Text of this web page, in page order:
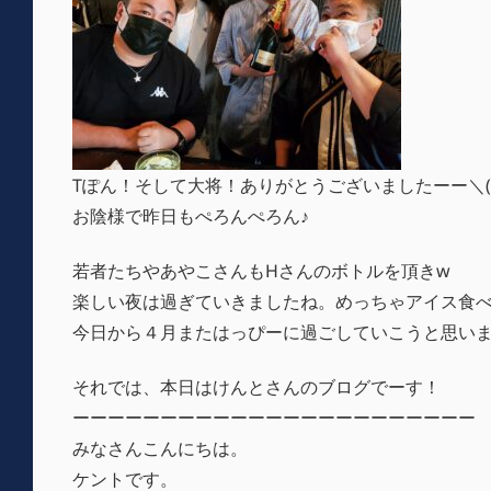
Tぽん！そして大将！ありがとうございましたーー
お陰様で昨日もぺろんぺろん♪
若者たちやあやこさんもHさんのボトルを頂きw
楽しい夜は過ぎていきましたね。めっちゃアイス食
今日から４月またはっぴーに過ごしていこうと思いま
それでは、本日はけんとさんのブログでーす！
ーーーーーーーーーーーーーーーーーーーーーーー
みなさんこんにちは。
ケントです。